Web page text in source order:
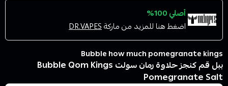
أصلي 100%
اضغط هنا للمزيد من ماركةDR.VAPES
Bubble how much pomegranate kings
ببل قم كنجز حلاوة رمان سولت Bubble Qom Kings
Pomegranate Salt